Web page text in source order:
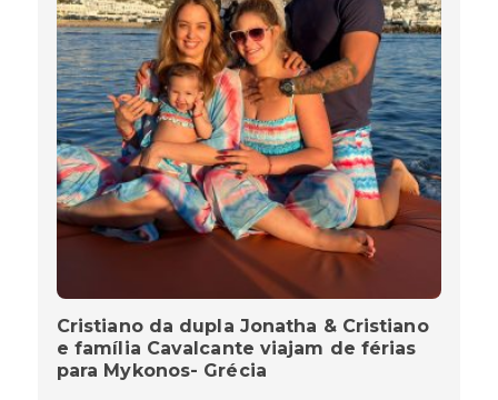
Cristiano da dupla Jonatha & Cristiano
e família Cavalcante viajam de férias
para Mykonos- Grécia